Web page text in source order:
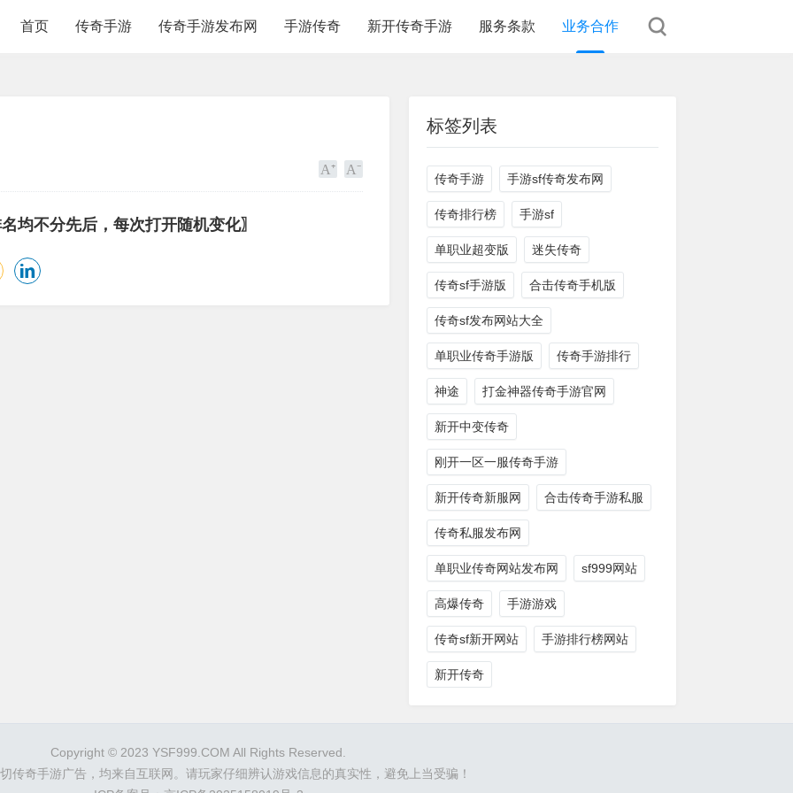
首页 传奇手游 传奇手游发布网 手游传奇 新开传奇手游 服务条款 业务合作
均不分先后，每次打开随机变化〗
标签列表
传奇手游 手游sf传奇发布网
传奇排行榜 手游sf
单职业超变版 迷失传奇
传奇sf手游版 合击传奇手机版
传奇sf发布网站大全
单职业传奇手游版 传奇手游排行
神途 打金神器传奇手游官网
新开中变传奇
刚开一区一服传奇手游
新开传奇新服网 合击传奇手游私服
传奇私服发布网
单职业传奇网站发布网 sf999网站
高爆传奇 手游游戏
传奇sf新开网站 手游排行榜网站
新开传奇
Copyright © 2023 YSF999.COM All Rights Reserved.
传奇手游广告，均来自互联网。请玩家仔细辨认游戏信息的真实性，避免上当受骗！